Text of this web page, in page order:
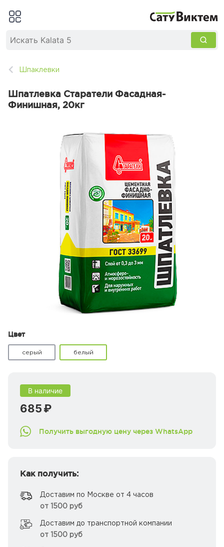
Шпаклевки
Шпатлевка Старатели Фасадная-
Финишная, 20кг
Цвет
серый белый
В наличие
685 ₽
Получить выгодную цену через WhatsApp
Как получить:
Доставим по Москве от 4 часов
от 1500 руб
Доставим до транспортной компании
от 1500 руб